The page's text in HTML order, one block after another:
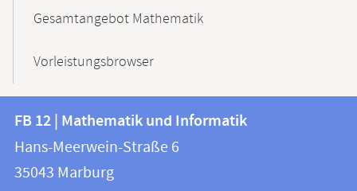
Gesamtangebot Mathematik
Vorleistungsbrowser
Kontakt
und
Informationen
FB
12
|
FB 12 | Mathematik und Informatik
Hans-Meerwein-Straße 6
35043 Marburg